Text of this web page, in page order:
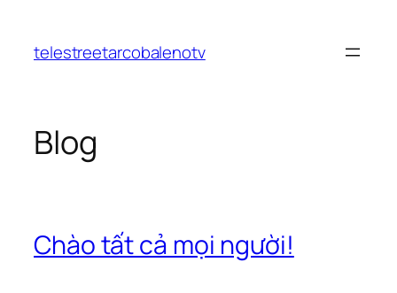
phầntelestreetarcobalenotv
Blog
Chào tất cả mọi người!